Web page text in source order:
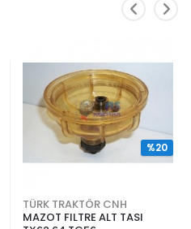
TÜRK TRAKTÖR CNH
MAZOT FILTRE ALT TASI
%20